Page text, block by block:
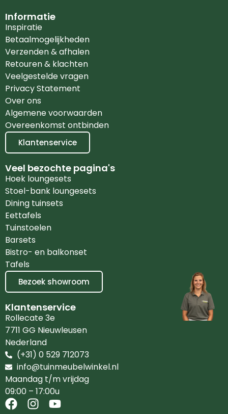
Informatie
Inspiratie
Betaalmogelijkheden
Verzenden & afhalen
Retouren & klachten
Veelgestelde vragen
Privacy Statement
Over ons
Algemene voorwaarden
Overeenkomst ontbinden
Klantenservice
Veel bezochte pagina's
Hoek loungesets
Stoel-bank loungesets
Dining tuinsets
Eettafels
Tuinstoelen
Barsets
Bistro- en balkonset
Tafels
Bezoek showroom
Klantenservice
Rollecate 3e
7711 GG Nieuwleusen
Nederland
(+31) 0 529 712073
info@tuinmeubelwinkel.nl
Maandag t/m vrijdag
09:00 – 17:00u